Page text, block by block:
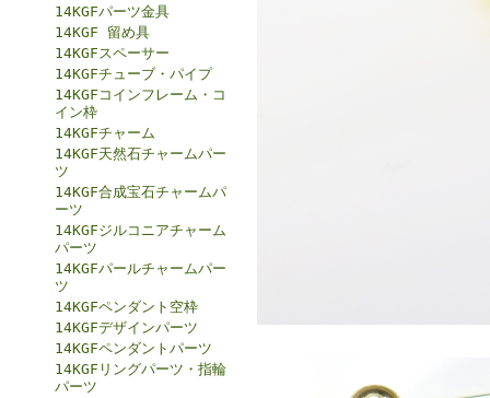
14KGFパーツ金具
14KGF 留め具
14KGFスペーサー
14KGFチューブ・パイプ
14KGFコインフレーム・コ
イン枠
14KGFチャーム
14KGF天然石チャームパー
ツ
14KGF合成宝石チャームパ
ーツ
14KGFジルコニアチャーム
パーツ
14KGFパールチャームパー
ツ
14KGFペンダント空枠
14KGFデザインパーツ
14KGFペンダントパーツ
14KGFリングパーツ・指輪
パーツ